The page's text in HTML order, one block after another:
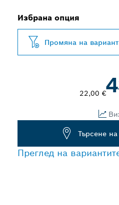
Избрана опция
Промяна на вариант
22,00 €
Търсене
Преглед на